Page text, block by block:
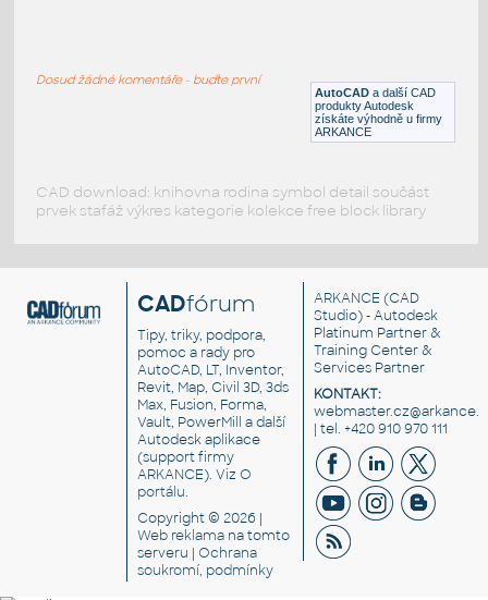
AutoCAD a další CAD
produkty Autodesk
získáte výhodně u firmy
ARKANCE
Dosud žádné komentáře - buďte první
CAD download: knihovna rodina symbol detail součást
prvek stafáž výkres kategorie kolekce free block library
CADfórum
Tipy, triky, podpora,
pomoc a rady pro
AutoCAD, LT, Inventor,
Revit, Map, Civil 3D, 3ds
Max, Fusion, Forma,
Vault, PowerMill a další
Autodesk aplikace
(support firmy
ARKANCE). VizO
portálu.
Copyright © 2026 |
Web reklama na tomto
serveru |Ochrana
soukromí, podmínky
ARKANCE (CAD
Studio) - Autodesk
Platinum Partner &
Training Center &
Services Partner
KONTAKT:
| tel. +420 910 970 111